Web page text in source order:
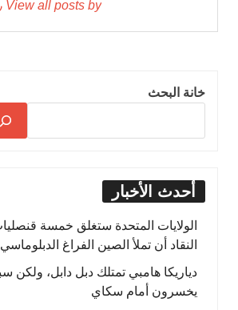
View all posts by رنا الحمصي →
خانة البحث
أحدث الأخبار
الولايات المتحدة ستغلق خمسة
النقاد أن تملأ الصين الفراغ الدبلوماسي
دياريكا هامبي تمتلك دبل دابل، ولكن
يخسرون أمام سكاي